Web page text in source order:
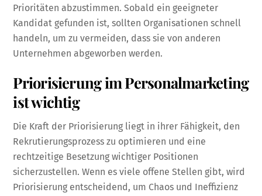
Prioritäten abzustimmen. Sobald ein geeigneter
Kandidat gefunden ist, sollten Organisationen schnell
handeln, um zu vermeiden, dass sie von anderen
Unternehmen abgeworben werden.
Priorisierung im Personalmarketing
ist wichtig
Die Kraft der Priorisierung liegt in ihrer Fähigkeit, den
Rekrutierungsprozess zu optimieren und eine
rechtzeitige Besetzung wichtiger Positionen
sicherzustellen. Wenn es viele offene Stellen gibt, wird
Priorisierung entscheidend, um Chaos und Ineffizienz